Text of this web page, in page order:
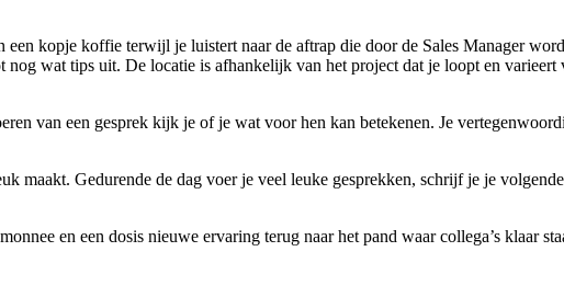
kopje koffie terwijl je luistert naar de aftrap die door de Sales Manager
nog wat tips uit. De locatie is afhankelijk van het project dat je loopt en
van een gesprek kijk je of je wat voor hen kan betekenen. Je
maakt. Gedurende de dag voer je veel leuke gesprekken, schrijf je je
en een dosis nieuwe ervaring terug naar het pand waar collega’s klaar